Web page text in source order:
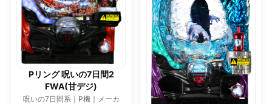
Pリング 呪いの7日間2
FWA(甘デジ)
呪いの7日間系｜P機｜メーカ